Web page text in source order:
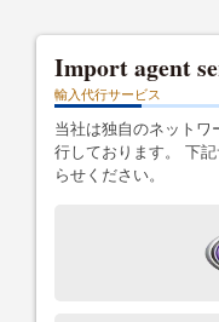
Import agent
輸入代行サービス
当社は独自のネットワ
行しております。 下
らせください。